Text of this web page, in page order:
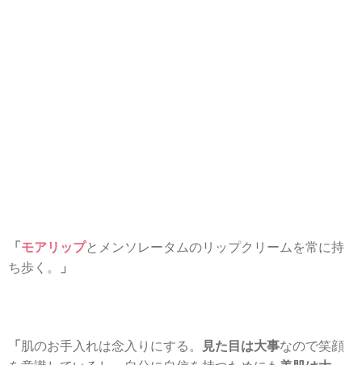
「 モアリップとメンソレータムのリップクリームを常に持
ち歩く。
」
「 肌のお手入れは念入りにする。 見た目は大事なので笑顔